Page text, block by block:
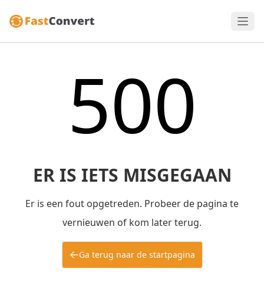
500
ER IS IETS MISGEGAAN
Er is een fout opgetreden. Probeer de pagina te
vernieuwen of kom later terug.
Ga terug naar de startpagina